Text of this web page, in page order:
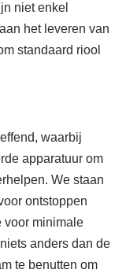
niet enkel
het leveren van
standaard riool
waarbij
apparatuur om
We staan
ontstoppen
voor minimale
anders dan de
te benutten om